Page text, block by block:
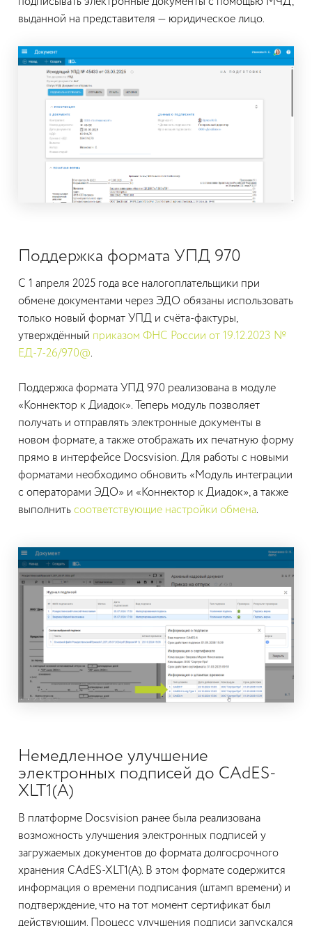
выданной на представителя — юридическое лицо.
Поддержка формата УПД 970
С 1 апреля 2025 года все налогоплательщики при
обмене документами через ЭДО обязаны использовать
только новый формат УПД и счёта-фактуры,
утверждённый приказом ФНС России от 19.12.2023 №
ЕД-7-26/970@.
Поддержка формата УПД 970 реализована в модуле
«Коннектор к Диадок». Теперь модуль позволяет
получать и отправлять электронные документы в
новом формате, а также отображать их печатную форму
прямо в интерфейсе Docsvision. Для работы с новыми
форматами необходимо обновить «Модуль интеграции
с операторами ЭДО» и «Коннектор к Диадок», а также
выполнить соответствующие настройки обмена.
Немедленное улучшение
электронных подписей до CAdES-
XLT1(A)
В платформе Docsvision ранее была реализована
возможность улучшения электронных подписей у
загружаемых документов до формата долгосрочного
хранения CAdES-XLT1(A). В этом формате содержится
информация о времени подписания (штамп времени) и
подтверждение, что на тот момент сертификат был
действующим. Процесс улучшения подписи запускался